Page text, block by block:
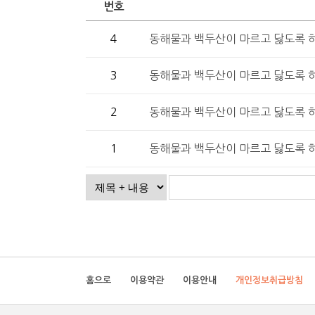
번호
4 동해물과 백두산이 마르고 닳도록
3 동해물과 백두산이 마르고 닳도록
2 동해물과 백두산이 마르고 닳도록
1 동해물과 백두산이 마르고 닳도록
홈으로 이용약관 이용안내 개인정보취급방침